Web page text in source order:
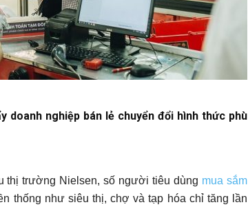
doanh nghiệp bán lẻ chuyển đổi hình thức phù
thị trường Nielsen, số người tiêu dùng mua sắm
thống như siêu thị, chợ và tạp hóa chỉ tăng lần